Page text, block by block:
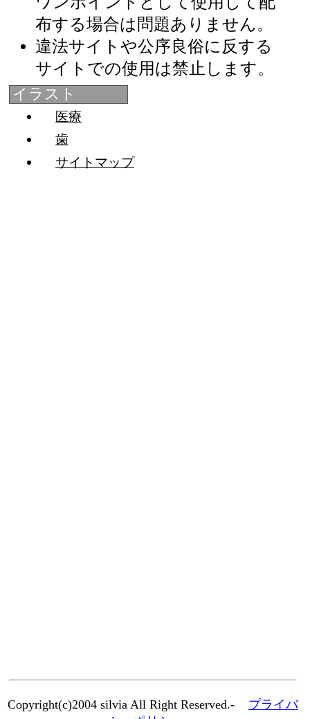
布する場合は問題ありません。
違法サイトや公序良俗に反する
サイトでの使用は禁止します。
イラスト
医療
歯
サイトマップ
Copyright(c)2004 silvia All Right Reserved.-
プライバ